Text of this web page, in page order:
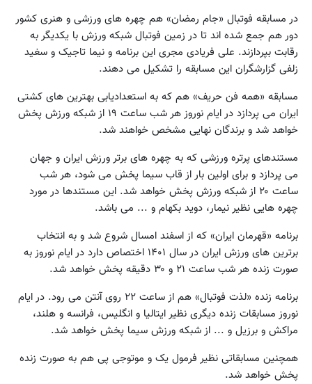
در مسابقه فوتبال «جام رمضان» هم چهره های ورزشی و هنری کشور
دور هم جمع شده اند تا در زمین فوتبال شبکه ورزش با یکدیگر به
رقابت بپردازند. علی فریادی مجری این برنامه و نیما تاجیک و سغید
زلفی گزارشگران این مسابقه را تشکیل می دهند.
مسابقه «همه فن حریف» هم که به استعدادیابی بهترین های کشتی
ایران می پردازد در ایام نوروز هر شب ساعت ۱۹ از شبکه ورزش پخش
خواهد شد و برندگان نهایی مشخص خواهند شد.
مستندهای پرتره ورزشی که به چهره های برتر ورزش ایران و جهان
می پردازد و برای اولین بار از قاب سیما پخش می شود، هر شب
ساعت ۲۰ از شبکه ورزش پخش خواهد شد. این مستندها در مورد
چهره هایی نظیر نیمار، دوید بکهام و ... می باشد.
برنامه «قهرمان ایران» که از اسفند امسال شروع شد و به انتخاب
برترین های ورزش ایران در سال ۱۴۰۱ اختصاص دارد در ایام نوروز به
صورت زنده هر شب ساعت ۲۱ و ۳۰ دقیقه پخش خواهد شد.
برنامه زنده «لذت فوتبال» هم از ساعت ۲۲ روی آنتن می رود. در ایام
نوروز مسابقات زنده دیگری نظیر ایتالیا و انگلیس، فرانسه و هلند،
مراکش و برزیل و ... از شبکه ورزش سیما پخش خواهد شد.
همچنین مسابقاتی نظیر فرمول یک و موتوجی پی هم به صورت زنده
پخش خواهد شد.